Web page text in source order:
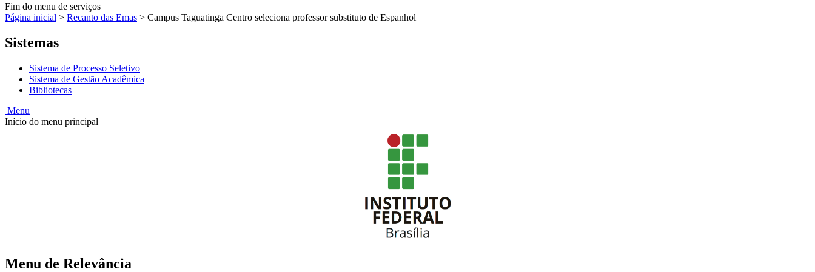
Fim do menu de serviços
Página inicial > Recanto das Emas > Campus Taguatinga Centro seleciona professor substituto de Espanhol
Sistemas
Sistema de Processo Seletivo
Sistema de Gestão Acadêmica
Bibliotecas
Menu
Início do menu principal
Menu de Relevância